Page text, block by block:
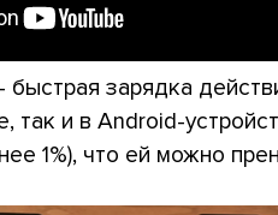
быстрая зарядка
так и в Android-
1%), что ей можно